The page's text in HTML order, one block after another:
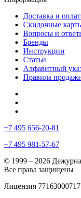
Доставка и
Скидочные
Вопросы и
Бренды
Инструкции
Статьи
Алфавитный
Правила
+7 495 656-20-81
+7 495 981-57-67
© 1999 – 2026
Все права защищены
Лицензия 77163000717